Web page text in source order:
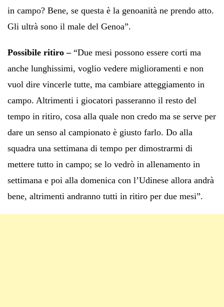
in campo? Bene, se questa è la genoanità ne prendo atto.
Gli ultrà sono il male del Genoa”.
Possibile ritiro –“Due mesi possono essere corti ma
anche lunghissimi, voglio vedere miglioramenti e non
vuol dire vincerle tutte, ma cambiare atteggiamento in
campo. Altrimenti i giocatori passeranno il resto del
tempo in ritiro, cosa alla quale non credo ma se serve per
dare un senso al campionato è giusto farlo. Do alla
squadra una settimana di tempo per dimostrarmi di
mettere tutto in campo; se lo vedrò in allenamento in
settimana e poi alla domenica con l’Udinese allora andrà
bene, altrimenti andranno tutti in ritiro per due mesi”.